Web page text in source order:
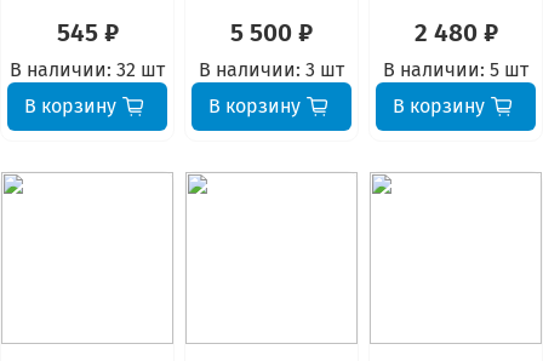
545 ₽
В наличии: 32 шт
В корзину
5 500 ₽
В наличии: 3 шт
В корзину
2 480 ₽
В наличии: 5 шт
В корзину